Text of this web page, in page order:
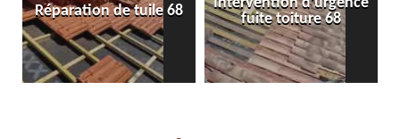
Réparation de tuile 68
fuite toiture 68